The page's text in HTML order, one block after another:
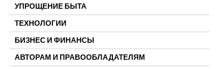
УПРОЩЕНИЕ БЫТА
ТЕХНОЛОГИИ
БИЗНЕС И ФИНАНСЫ
АВТОРАМ И ПРАВООБЛАДАТЕЛЯМ